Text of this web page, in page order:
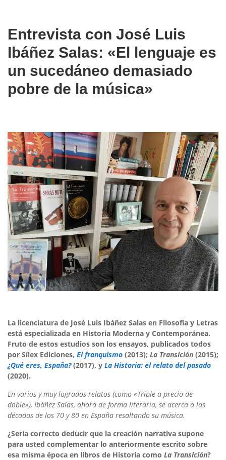
Entrevista con José Luis
Ibáñez Salas: «El lenguaje es
un sucedáneo demasiado
pobre de la música»
La licenciatura de José Luis Ibáñez Salas en Filosofía y Letras
está especializada en Historia Moderna y Contemporánea.
Fruto de estos estudios son los ensayos, publicados todos
por Sílex Ediciones, El franquismo (2013); La Transición (2015);
¿Qué eres, España?(2017), y La Historia: el relato del pasado
(2020).
En varios y muy logrados relatos (como «Triple a precio de
doble»), Ibáñez Salas, ahora de forma literaria, se acerca a las
décadas de los 70 y 80 en España resaltando su música.
¿Sería correcto deducir que la creación narrativa supone
para usted complementar lo anteriormente escrito sobre
esa misma época en libros de Historia como La Transición?